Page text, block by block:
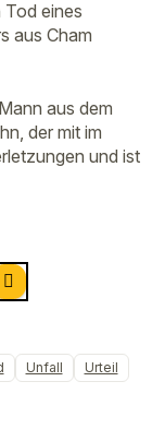
eines
aus Cham
aus dem
der mit im
und ist
Unfall Urteil